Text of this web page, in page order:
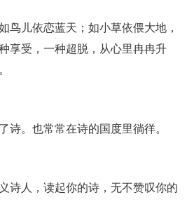
儿依恋蓝天；如小草依偎大地，
享受，一种超脱，从心里冉冉升
。也常常在诗的国度里徜徉。
人，读起你的诗，无不赞叹你的